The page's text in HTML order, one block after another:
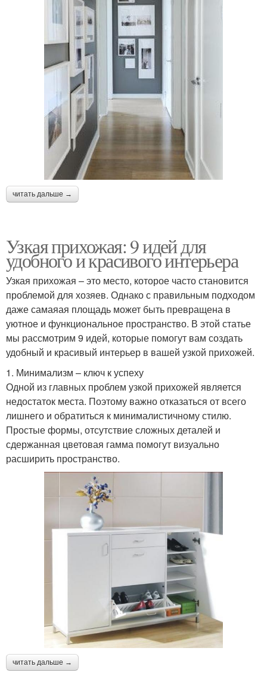
читать дальше →
Узкая прихожая: 9 идей для
удобного и красивого интерьера
Узкая прихожая – это место, которое часто становится
проблемой для хозяев. Однако с правильным подходом
даже самаяая площадь может быть превращена в
уютное и функциональное пространство. В этой статье
мы рассмотрим 9 идей, которые помогут вам создать
удобный и красивый интерьер в вашей узкой прихожей.
1. Минимализм – ключ к успеху
Одной из главных проблем узкой прихожей является
недостаток места. Поэтому важно отказаться от всего
лишнего и обратиться к минималистичному стилю.
Простые формы, отсутствие сложных деталей и
сдержанная цветовая гамма помогут визуально
расширить пространство.
читать дальше →